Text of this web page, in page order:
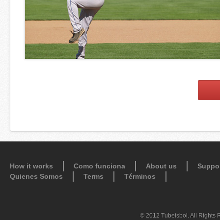
How it works Como funciona
About us
Quienes Somos
Terms Términos
© 2012 Tubeisbol. All Rights